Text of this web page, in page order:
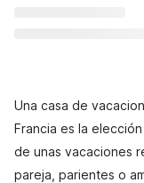
Una casa de
Francia es la
de unas vacaciones
pareja, parientes o